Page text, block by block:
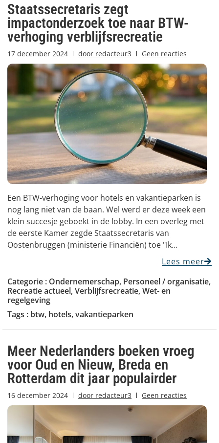
Staatssecretaris zegt
impactonderzoek toe naar BTW-
verhoging verblijfsrecreatie
17 december 2024 door redacteur3 Geen reacties
Een BTW-verhoging voor hotels en vakantieparken is
nog lang niet van de baan. Wel werd er deze week een
klein succesje geboekt in de lobby. In een overleg met
de eerste Kamer zegde Staatssecretaris van
Oostenbruggen (ministerie Financiën) toe "Ik...
Lees meer
Categorie : Ondernemerschap, Personeel / organisatie,
Recreatie actueel,Verblijfsrecreatie,Wet- en
regelgeving
Tags : btw, hotels,vakantieparken
Meer Nederlanders boeken vroeg
voor Oud en Nieuw, Breda en
Rotterdam dit jaar populairder
16 december 2024 door redacteur3 Geen reacties